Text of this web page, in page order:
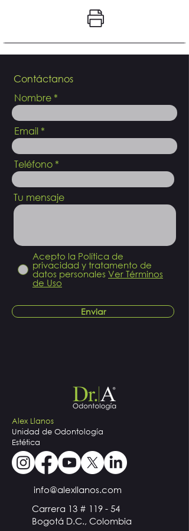
Contáctanos
Nombre
Email
Teléfono
Tu mensaje
Acepto la Política de
privacidad y tratamento de
datos personales Ver Términos
de Uso
Enviar
Alex Llanos
Unidad de Odontología
Estética
info@alexllanos.com
Carrera 13 # 119 - 54
Bogotá D.C., Colombia